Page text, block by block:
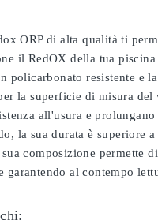
ORP di alta qualità ti
il RedOX della tua
policarbonato resistente e la
la superficie di misura del
all'usura e prolungano
la sua durata è superiore a
composizione permette
garantendo al contempo